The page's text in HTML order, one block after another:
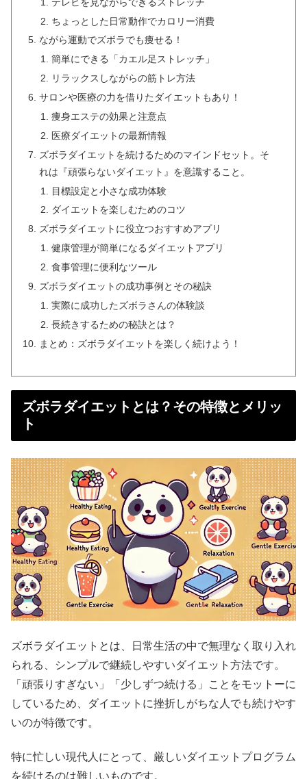
ちょっとした日常動作でカロリー消費
ながら運動でズボラでも痩せる！
簡単にできる「カエル足ストレッチ」
リラックスしながらの筋トレ方法
サロンや医療の力を借りたダイエットもあり！
痩身エステの効果と注意点
医療ダイエットの最新情報
ズボラダイエットを続けるためのマインドセット。そ
れは『頑張らないダイエット』を意識すること。
目標設定と小さな成功体験
ダイエットを楽しむためのコツ
ズボラダイエットに役立つおすすめアプリ
健康管理が簡単になるダイエットアプリ
食事管理に便利なツール
ズボラダイエットの成功事例とその秘訣
実際に成功したズボラさんの体験談
長続きするための秘訣とは？
まとめ：ズボラダイエットを楽しく続けよう！
ズボラダイエットとは？その特徴とメリッ
ト
ズボラダイエットとは、日常生活の中で無理なく取り入れ
られる、シンプルで継続しやすいダイエット方法です。
「頑張りすぎない」「少しずつ続ける」ことをモットーに
しているため、ダイエットに挫折しがちな人でも続けやす
いのが特徴です。
特に忙しい現代人にとって、厳しいダイエットプログラム
を続けるのは難しいものです。